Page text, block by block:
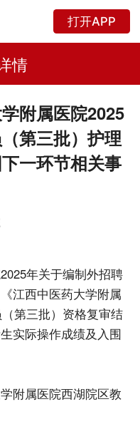
打开APP
情
附属医院2025
第三批）护理
一环节相关事
年关于编制外招聘
江西中医药大学附属
第三批）资格复审结
实际操作成绩及入围
附属医院西湖院区教